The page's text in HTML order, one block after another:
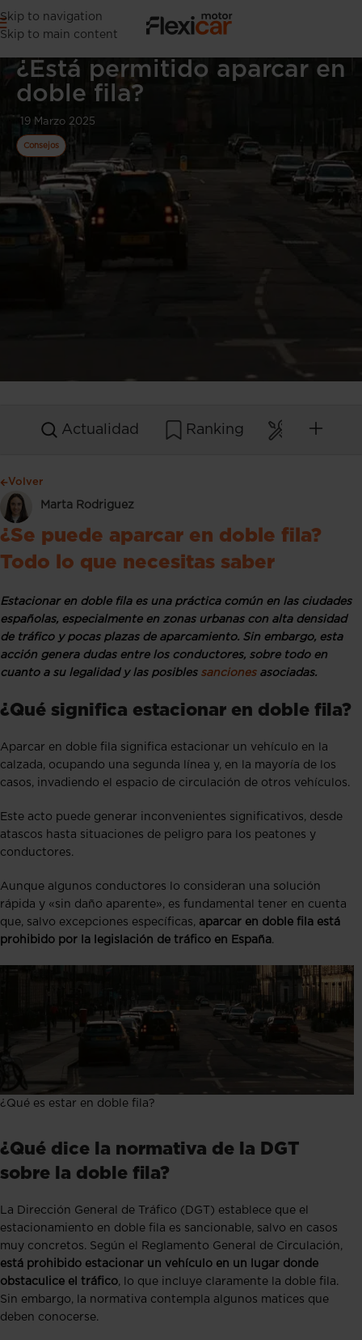
Skip to navigation
Skip to main content
¿Está permitido aparcar en
doble fila?
19 Marzo 2025
Consejos
Actualidad Ranking
Volver
Marta Rodriguez
¿Se puede aparcar en doble fila?
Todo lo que necesitas saber
Estacionar en doble fila es una práctica común en las ciudades
españolas, especialmente en zonas urbanas con alta densidad
de tráfico y pocas plazas de aparcamiento. Sin embargo, esta
acción genera dudas entre los conductores, sobre todo en
cuanto a su legalidad y las posibles sancionesasociadas.
¿Qué significa estacionar en doble fila?
Aparcar en doble fila significa estacionar un vehículo en la
calzada, ocupando una segunda línea y, en la mayoría de los
casos, invadiendo el espacio de circulación de otros vehículos.
Este acto puede generar inconvenientes significativos, desde
atascos hasta situaciones de peligro para los peatones y
conductores.
Aunque algunos conductores lo consideran una solución
rápida y «sin daño aparente», es fundamental tener en cuenta
que, salvo excepciones específicas, aparcar en doble fila está
prohibido por la legislación de tráfico en España.
¿Qué es estar en doble fila?
¿Qué dice la normativa de la DGT
sobre la doble fila?
La Dirección General de Tráfico (DGT) establece que el
estacionamiento en doble fila es sancionable, salvo en casos
muy concretos. Según el Reglamento General de Circulación,
está prohibido estacionar un vehículo en un lugar donde
obstaculice el tráfico, lo que incluye claramente la doble fila.
Sin embargo, la normativa contempla algunos matices que
deben conocerse.